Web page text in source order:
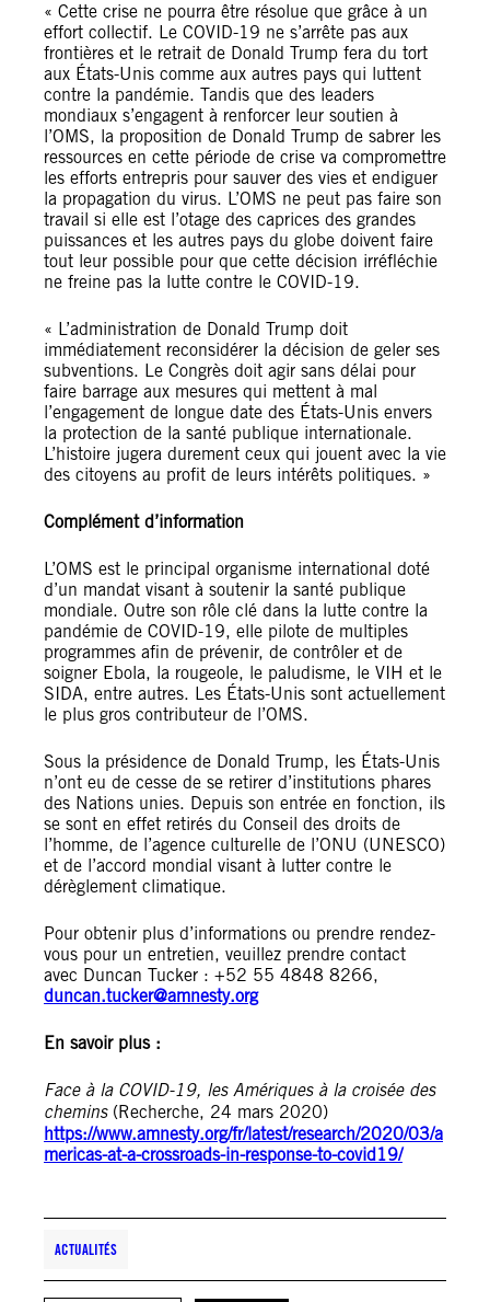
« Cette crise ne pourra être résolue que grâce à un
effort collectif. Le COVID-19 ne s’arrête pas aux
frontières et le retrait de Donald Trump fera du tort
aux États-Unis comme aux autres pays qui luttent
contre la pandémie. Tandis que des leaders
mondiaux s’engagent à renforcer leur soutien à
l’OMS, la proposition de Donald Trump de sabrer les
ressources en cette période de crise va compromettre
les efforts entrepris pour sauver des vies et endiguer
la propagation du virus. L’OMS ne peut pas faire son
travail si elle est l’otage des caprices des grandes
puissances et les autres pays du globe doivent faire
tout leur possible pour que cette décision irréfléchie
ne freine pas la lutte contre le COVID-19.
« L’administration de Donald Trump doit
immédiatement reconsidérer la décision de geler ses
subventions. Le Congrès doit agir sans délai pour
faire barrage aux mesures qui mettent à mal
l’engagement de longue date des États-Unis envers
la protection de la santé publique internationale.
L’histoire jugera durement ceux qui jouent avec la vie
des citoyens au profit de leurs intérêts politiques. »
Complément d’information
L’OMS est le principal organisme international doté
d’un mandat visant à soutenir la santé publique
mondiale. Outre son rôle clé dans la lutte contre la
pandémie de COVID-19, elle pilote de multiples
programmes afin de prévenir, de contrôler et de
soigner Ebola, la rougeole, le paludisme, le VIH et le
SIDA, entre autres. Les États-Unis sont actuellement
le plus gros contributeur de l’OMS.
Sous la présidence de Donald Trump, les États-Unis
n’ont eu de cesse de se retirer d’institutions phares
des Nations unies. Depuis son entrée en fonction, ils
se sont en effet retirés du Conseil des droits de
l’homme, de l’agence culturelle de l’ONU (UNESCO)
et de l’accord mondial visant à lutter contre le
dérèglement climatique.
Pour obtenir plus d’informations ou prendre rendez-
vous pour un entretien, veuillez prendre contact
avec Duncan Tucker : +52 55 4848 8266,
duncan.tucker@amnesty.org
En savoir plus :
Face à la COVID-19, les Amériques à la croisée des
chemins(Recherche, 24 mars 2020)
https://www.amnesty.org/fr/latest/research/2020/03/a
mericas-at-a-crossroads-in-response-to-covid19/
ACTUALITÉS